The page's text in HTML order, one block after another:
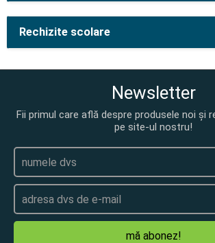
Rechizite scolare
Newsletter
Fii primul care află despre produsele noi și
pe site-ul nostru!
mă abonez!